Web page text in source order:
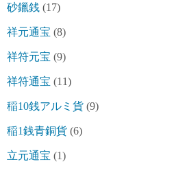
砂鑞銭 (17)
祥元通宝 (8)
祥符元宝 (9)
祥符通宝 (11)
稲10銭アルミ貨 (9)
稲1銭青銅貨 (6)
立元通宝 (1)